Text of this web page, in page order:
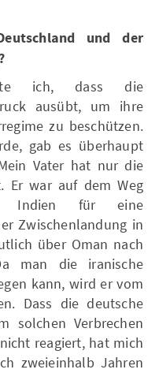
und der
ich, dass die
ausübt, um ihre
zu beschützen.
gab es überhaupt
Vater hat nur die
Er war auf dem Weg
Indien für eine
Zwischenlandung in
über Oman nach
man die iranische
kann, wird er vom
Dass die deutsche
solchen Verbrechen
reagiert, hat mich
zweieinhalb Jahren